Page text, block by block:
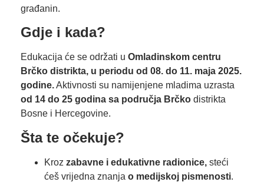
građanin.
Gdje i kada?
Edukacija će se održati u Omladinskom centru
Brčko distrikta, u periodu od 08. do 11. maja 2025.
godine.Aktivnosti su namijenjene mladima uzrasta
od 14 do 25 godina sa područja Brčko distrikta
Bosne i Hercegovine.
Šta te očekuje?
Kroz zabavne i edukativne radionice, steći
ćeš vrijedna znanja o medijskoj pismenosti.